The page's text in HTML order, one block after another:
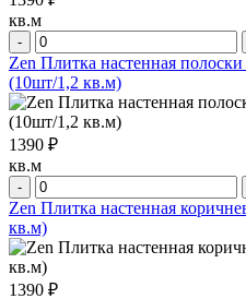
кв.м
-
Zen Плитка настенная
(10шт/1,2 кв.м)
1390 ₽
кв.м
-
Zen Плитка настенная
кв.м)
1390 ₽